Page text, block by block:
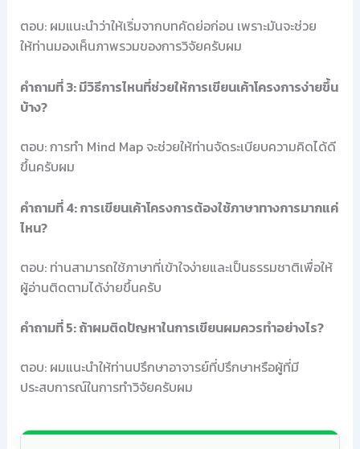
ตอบ: ผมแนะนำว่าให้เริ่มจากบทคัดย่อก่อน เพราะมันจะช่วย
ให้ท่านมองเห็นภาพรวมของการวิจัยครับผม
คำถามที่ 3: มีวิธีการไหนที่ช่วยให้การเขียนเค้าโครงการง่ายขึ้น
บ้าง?
ตอบ: การทำ Mind Map จะช่วยให้ท่านจัดระเบียบความคิดได้ดี
ขึ้นครับผม
คำถามที่ 4: การเขียนเค้าโครงการต้องใช้ภาษาทางการมากแค่
ไหน?
ตอบ: ท่านสามารถใช้ภาษาที่เข้าใจง่ายและเป็นธรรมชาติเพื่อให้
ผู้อ่านติดตามได้ง่ายขึ้นครับ
คำถามที่ 5: ถ้าผมติดปัญหาในการเขียนผมควรทำอย่างไร?
ตอบ: ผมแนะนำให้ท่านปรึกษาอาจารย์ที่ปรึกษาหรือผู้ที่มี
ประสบการณ์ในการทำวิจัยครับผม